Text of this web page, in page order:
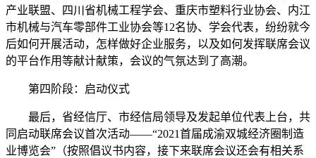
产业联盟、四川省机械工程学会、重庆市塑料行业协会、内江
市机械与汽车零部件工业协会等12名协、学会代表，纷纷就今
后如何开展活动，怎样做好企业服务，以及如何发挥联席会议
的平台作用等献计献策，会议的气氛达到了高潮。
第四阶段：启动仪式
最后，省经信厅、市经信局领导及发起单位代表上台，共
同启动联席会议首次活动——“2021首届成渝双城经济圈制造
业博览会”（按照倡议书内容，接下来联席会议还会有相关系